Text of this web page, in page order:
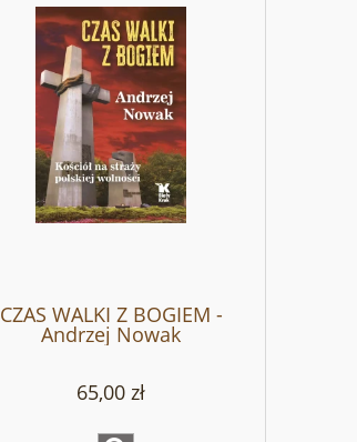
CZAS WALKI Z BOGIEM -
Andrzej Nowak
65,00 zł